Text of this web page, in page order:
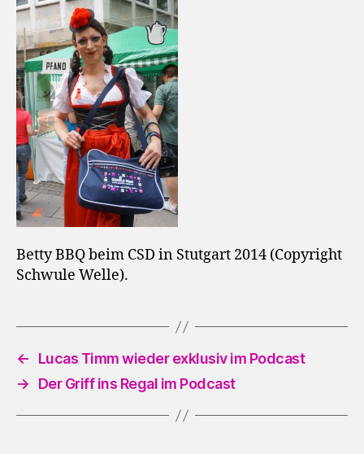
Betty BBQ beim CSD in Stutgart 2014 (Copyright
Schwule Welle).
←
Lucas Timm wieder exklusiv im Podcast
→
Der Griff ins Regal im Podcast